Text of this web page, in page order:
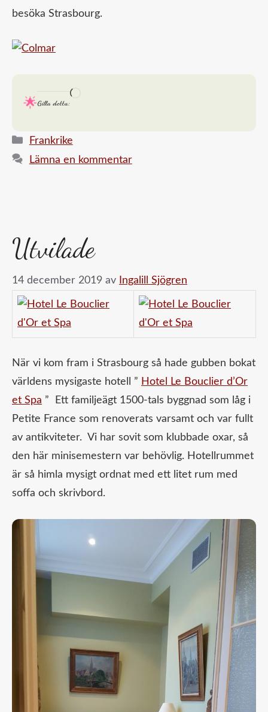
besöka Strasbourg.
Gilla detta:
Kategorier
Frankrike
Lämna en kommentar
Utvilade
14 december 2019 av Ingalill Sjögren
När vi kom fram i Strasbourg så hade gubben bokat
världens mysigaste hotell ” Hotel Le Bouclier d’Or
et Spa ” Ett familjeägt 1500-tals byggnad som låg i
Petite France som renoverats varsamt och var fullt
av antikviteter. Vi har sovit som klubbade oxar, så
den här minisemestern var behövlig. Hotellrummet
är så himla mysigt ordnat med ett litet rum med
soffa och skrivbord.